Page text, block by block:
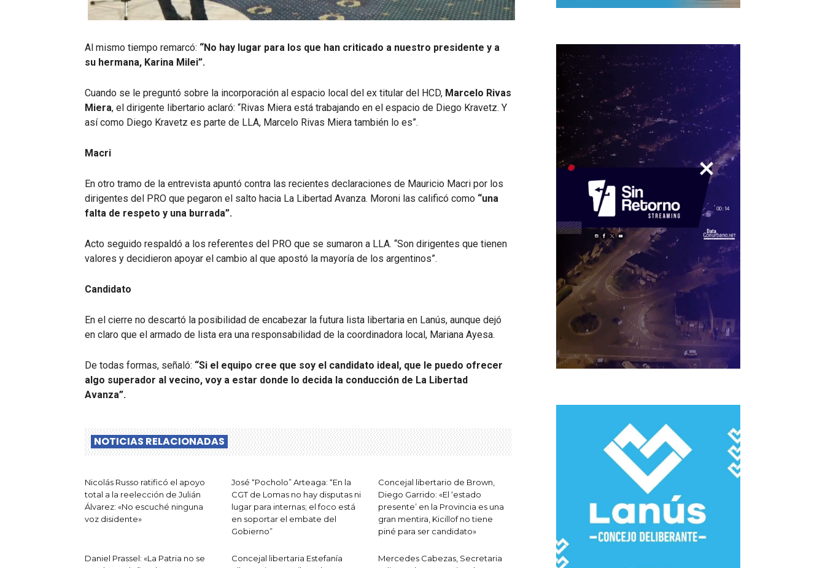
Al mismo tiempo remarcó: “No hay lugar para los que han criticado a nuestro presidente y a
su hermana, Karina Milei”.
Cuando se le preguntó sobre la incorporación al espacio local del ex titular del HCD, Marcelo Rivas
Miera, el dirigente libertario aclaró: “Rivas Miera está trabajando en el espacio de Diego Kravetz. Y
así como Diego Kravetz es parte de LLA, Marcelo Rivas Miera también lo es”.
Macri
En otro tramo de la entrevista apuntó contra las recientes declaraciones de Mauricio Macri por los
dirigentes del PRO que pegaron el salto hacia La Libertad Avanza. Moroni las calificó como “una
falta de respeto y una burrada”.
Acto seguido respaldó a los referentes del PRO que se sumaron a LLA. “Son dirigentes que tienen
valores y decidieron apoyar el cambio al que apostó la mayoría de los argentinos”.
Candidato
En el cierre no descartó la posibilidad de encabezar la futura lista libertaria en Lanús, aunque dejó
en claro que el armado de lista era una responsabilidad de la coordinadora local, Mariana Ayesa.
De todas formas, señaló: “Si el equipo cree que soy el candidato ideal, que le puedo ofrecer
algo superador al vecino, voy a estar donde lo decida la conducción de La Libertad
Avanza”.
NOTICIAS RELACIONADAS
Nicolás Russo ratificó el apoyo
total a la reelección de Julián
Álvarez: «No escuché ninguna
voz disidente»
José “Pocholo” Arteaga: “En la
CGT de Lomas no hay disputas ni
lugar para internas; el foco está
en soportar el embate del
Gobierno”
Concejal libertario de Brown,
Diego Garrido: «El ‘estado
presente’ en la Provincia es una
gran mentira, Kicillof no tiene
piné para ser candidato»
Daniel Prassel: «La Patria no se
Concejal libertaria Estefanía
Mercedes Cabezas, Secretaria